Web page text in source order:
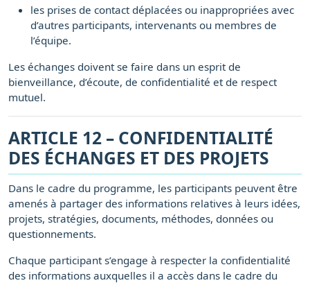
les prises de contact déplacées ou inappropriées avec
d’autres participants, intervenants ou membres de
l’équipe.
Les échanges doivent se faire dans un esprit de
bienveillance, d’écoute, de confidentialité et de respect
mutuel.
ARTICLE 12 – CONFIDENTIALITÉ
DES ÉCHANGES ET DES PROJETS
Dans le cadre du programme, les participants peuvent être
amenés à partager des informations relatives à leurs idées,
projets, stratégies, documents, méthodes, données ou
questionnements.
Chaque participant s’engage à respecter la confidentialité
des informations auxquelles il a accès dans le cadre du